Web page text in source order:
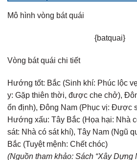
Mô hình vòng bát quái
{batquai}
Vòng bát quái chi tiết
Hướng tốt: Bắc (Sinh khí: Phúc lộc
y: Gặp thiên thời, được che chở),
ổn định), Đông Nam (Phục vị: Được
Hướng xấu: Tây Bắc (Họa hại: Nhà
sát: Nhà có sát khí), Tây Nam (Ngũ
Bắc (Tuyệt mệnh: Chết chóc)
(Nguồn tham khảo: Sách “Xây